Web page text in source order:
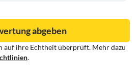
auf ihre Echtheit überprüft. Mehr dazu
.
abgeben